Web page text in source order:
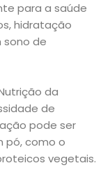
para a saúde
hidratação
sono de
da
de
pode ser
pó, como o
vegetais.